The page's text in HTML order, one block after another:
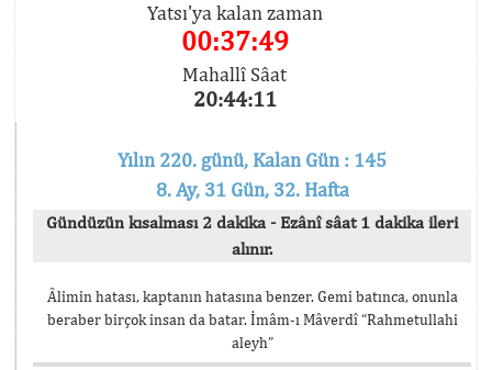
Yatsı'ya kalan zaman
00:37:49
Mahallî Sâat
20:44:11
Yılın 220. günü, Kalan Gün : 145
8. Ay, 31 Gün, 32. Hafta
Gündüzün kısalması 2 dakika - Ezânî sâat 1 dakika ileri
alınır.
Âlimin hatası, kaptanın hatasına benzer. Gemi batınca, onunla
beraber birçok insan da batar. İmâm-ı Mâverdî “Rahmetullahi
aleyh”